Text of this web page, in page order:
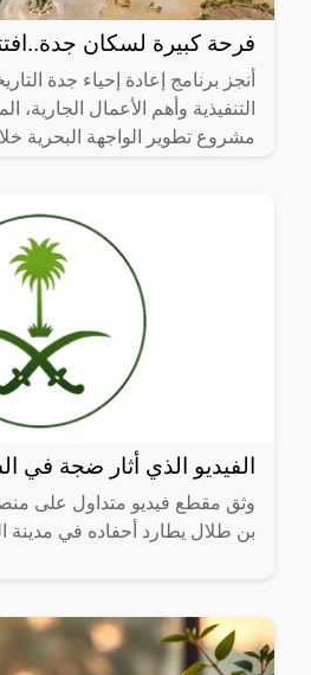
فرحة كبيرة لسكان
أنجز برنامج إعادة إحياء جدة
التنفيذية وأهم الأعمال الجارية،
الفيديو الذي أثار ضجة في
وثق مقطع فيديو متداول على منصة
بن طلال يطارد أحفاده في مدينة